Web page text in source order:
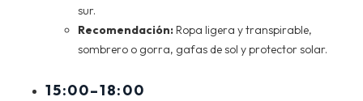
sur.
Recomendación: Ropa ligera y transpirable,
sombrero o gorra, gafas de sol y protector solar.
15:00–18:00